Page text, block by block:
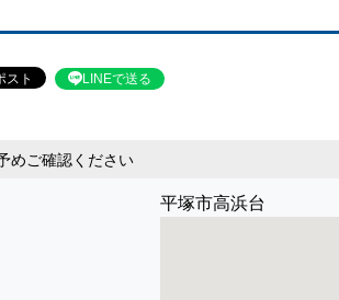
LINEで送る
めご確認ください
平塚市高浜台